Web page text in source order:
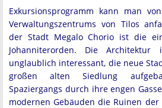
Exkursionsprogramm kann man
Verwaltungszentrums von Tilos
der Stadt Megalo Chorio ist die
Johanniterorden. Die
unglaublich interessant, die neue
großen alten Siedlung
Spaziergangs durch ihre engen
modernen Gebäuden die Ruinen